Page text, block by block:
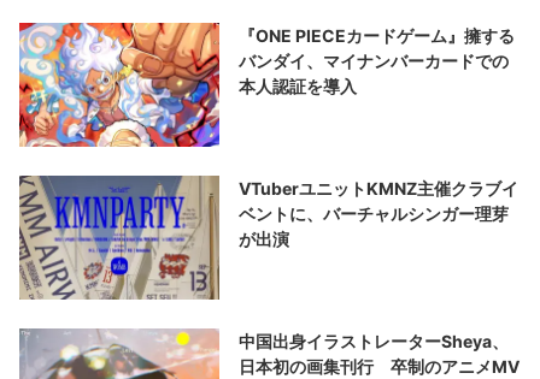
『ONE PIECEカードゲーム』擁する
バンダイ、マイナンバーカードでの
本人認証を導入
VTuberユニットKMNZ主催クラブイ
ベントに、バーチャルシンガー理芽
が出演
中国出身イラストレーターSheya、
日本初の画集刊行 卒制のアニメMV